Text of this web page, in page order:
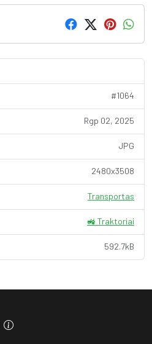
#1064
Rgp 02, 2025
JPG
2480x3508
Transportas
🚜 Traktoriai
592.7kB